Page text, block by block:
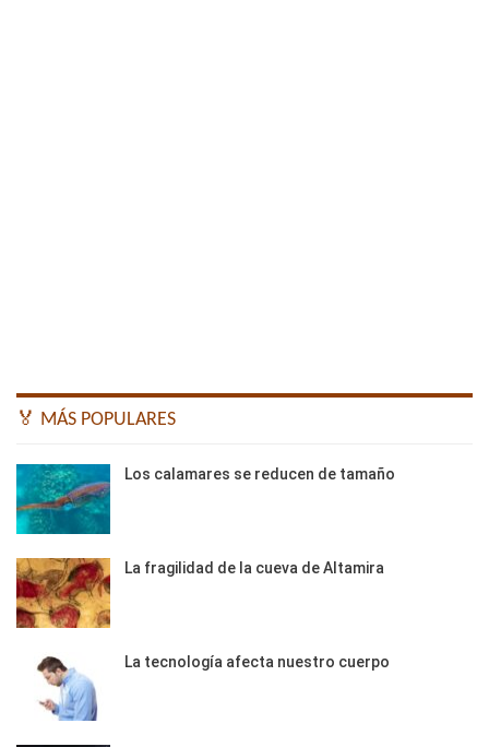
🏅 MÁS POPULARES
Los calamares se reducen de tamaño
La fragilidad de la cueva de Altamira
La tecnología afecta nuestro cuerpo